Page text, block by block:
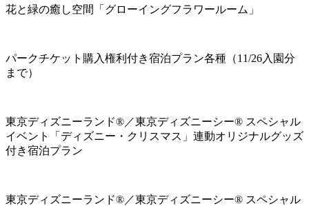
花と緑の癒し空間「グローイングフラワールーム」
パークチケット購入権利付き宿泊プラン各種（11/26入園分
まで）
東京ディズニーランド®／東京ディズニーシー® スペシャル
イベント「ディズニー・クリスマス」連動オリジナルグッズ
付き宿泊プラン
東京ディズニーランド®／東京ディズニーシー® スペシャル